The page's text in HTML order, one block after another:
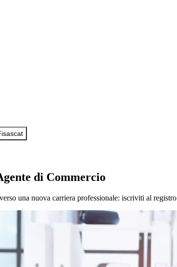
di Commercio
una nuova carriera professionale: iscriviti al